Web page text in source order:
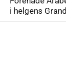
i helgens